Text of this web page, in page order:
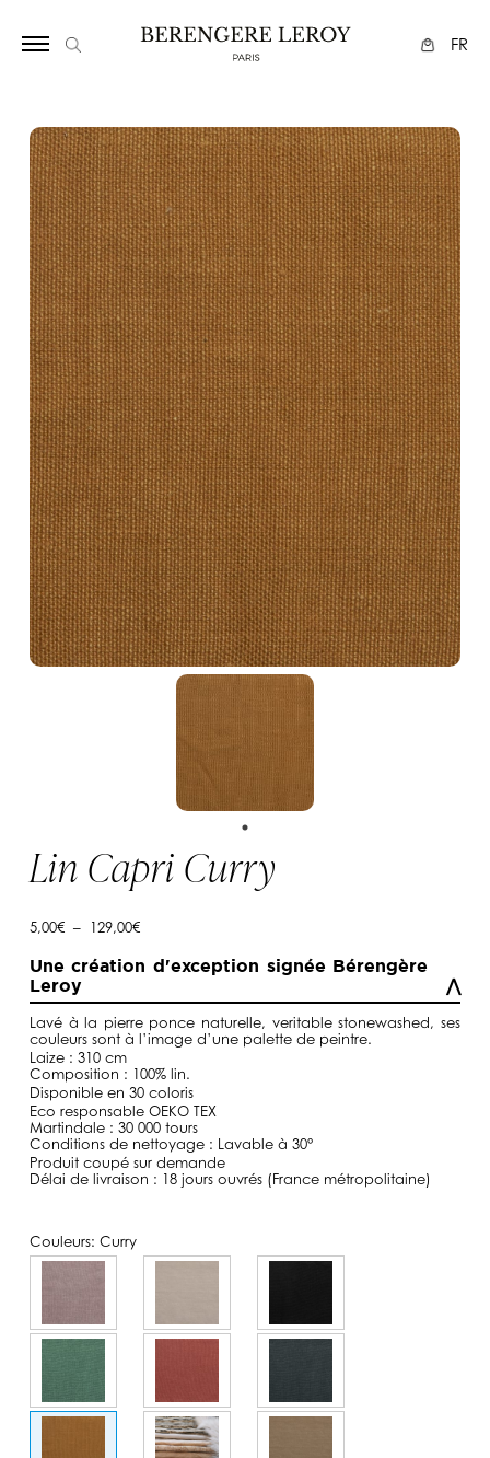
FR
Lin Capri Curry
5,00€ – 129,00€Plage
5,00€
Une création d'exception signée Bérengère
Leroy
Lavéà la pierre ponce naturelle, veritablestonewashed, ses
couleurs sont à l’image d’une palette de peintre.
Laize : 310 cm
Composition : 100% lin.
Disponible en 30 coloris
Eco responsable OEKO TEX
Martindale : 30 000 tours
Conditions de nettoyage : Lavable à 30°
Produit coupé sur demande
Délai de livraison : 18 jours ouvrés (France métropolitaine)
Couleurs: Curry